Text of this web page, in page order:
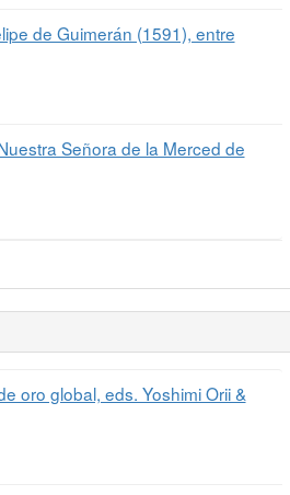
de Guimerán (1591), entre
Señora de la Merced de
oro global, eds. Yoshimi Orii &